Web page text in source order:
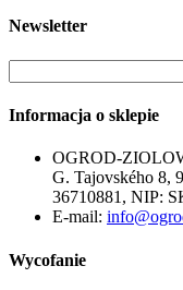
Newsletter
Informacja o sklepie
OGROD-
G. Tajovského 8,
36710881, NIP:
E-mail:
Wycofanie